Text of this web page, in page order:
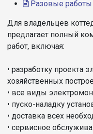
Разовые работы
Для владельцев
предлагает полный
работ, включая:
• разработку проекта
хозяйственных
• все виды
• пуско-наладку
• доставка всех
• сервисное